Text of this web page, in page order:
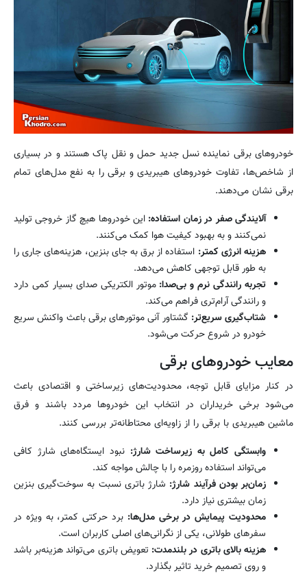
خودروهای برقی نماینده نسل جدید حمل و نقل پاک هستند و در بسیاری
از شاخص‌ها، تفاوت خودروهای هیبریدی و برقی را به نفع مدل‌های تمام
برقی نشان می‌دهند.
آلایندگی صفر در زمان استفاده: این خودروها هیچ گاز خروجی تولید
نمی‌کنند و به بهبود کیفیت هوا کمک می‌کنند.
هزینه انرژی کمتر: استفاده از برق به جای بنزین، هزینه‌های جاری را
به طور قابل توجهی کاهش می‌دهد.
تجربه رانندگی نرم و بی‌صدا: موتور الکتریکی صدای بسیار کمی دارد
و رانندگی آرام‌تری فراهم می‌کند.
شتاب‌گیری سریع‌تر: گشتاور آنی موتورهای برقی باعث واکنش سریع
خودرو در شروع حرکت می‌شود.
معایب خودروهای برقی
در کنار مزایای قابل توجه، محدودیت‌های زیرساختی و اقتصادی باعث
می‌شود برخی خریداران در انتخاب این خودروها مردد باشند و فرق
ماشین هیبریدی با برقی را از زاویه‌ای محتاطانه‌تر بررسی کنند.
وابستگی کامل به زیرساخت شارژ: نبود ایستگاه‌های شارژ کافی
می‌تواند استفاده روزمره را با چالش مواجه کند.
زمان‌بر بودن فرآیند شارژ: شارژ باتری نسبت به سوخت‌گیری بنزین
زمان بیشتری نیاز دارد.
محدودیت پیمایش در برخی مدل‌ها: برد حرکتی کمتر، به ویژه در
سفرهای طولانی، یکی از نگرانی‌های اصلی کاربران است.
هزینه بالای باتری در بلندمدت: تعویض باتری می‌تواند هزینه‌بر باشد
و روی تصمیم خرید تاثیر بگذارد.